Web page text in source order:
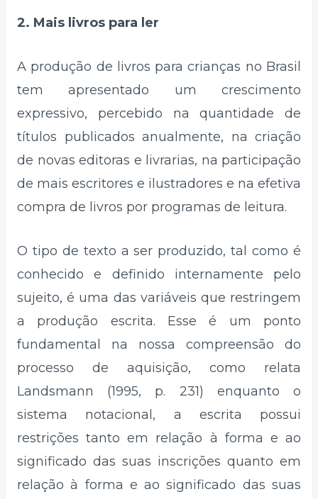
2. Mais livros para ler
A produção de livros para crianças no Brasil
tem apresentado um crescimento
expressivo, percebido na quantidade de
títulos publicados anualmente, na criação
de novas editoras e livrarias, na participação
de mais escritores e ilustradores e na efetiva
compra de livros por programas de leitura.
O tipo de texto a ser produzido, tal como é
conhecido e definido internamente pelo
sujeito, é uma das variáveis que restringem
a produção escrita. Esse é um ponto
fundamental na nossa compreensão do
processo de aquisição, como relata
Landsmann (1995, p. 231) enquanto o
sistema notacional, a escrita possui
restrições tanto em relação à forma e ao
significado das suas inscrições quanto em
relação à forma e ao significado das suas